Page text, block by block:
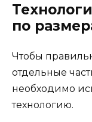
по
Чтобы
отдельные
необходимо
технологию.